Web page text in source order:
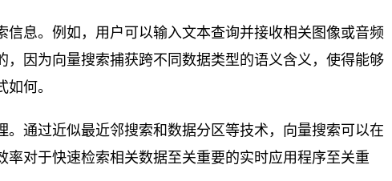
息。例如，用户可以输入文本查询并接收相关图像或音频
因为向量搜索捕获跨不同数据类型的语义含义，使得能够
何。
通过近似最近邻搜索和数据分区等技术，向量搜索可以在
对于快速检索相关数据至关重要的实时应用程序至关重